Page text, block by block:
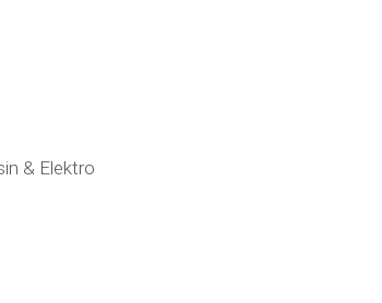
& Elektro